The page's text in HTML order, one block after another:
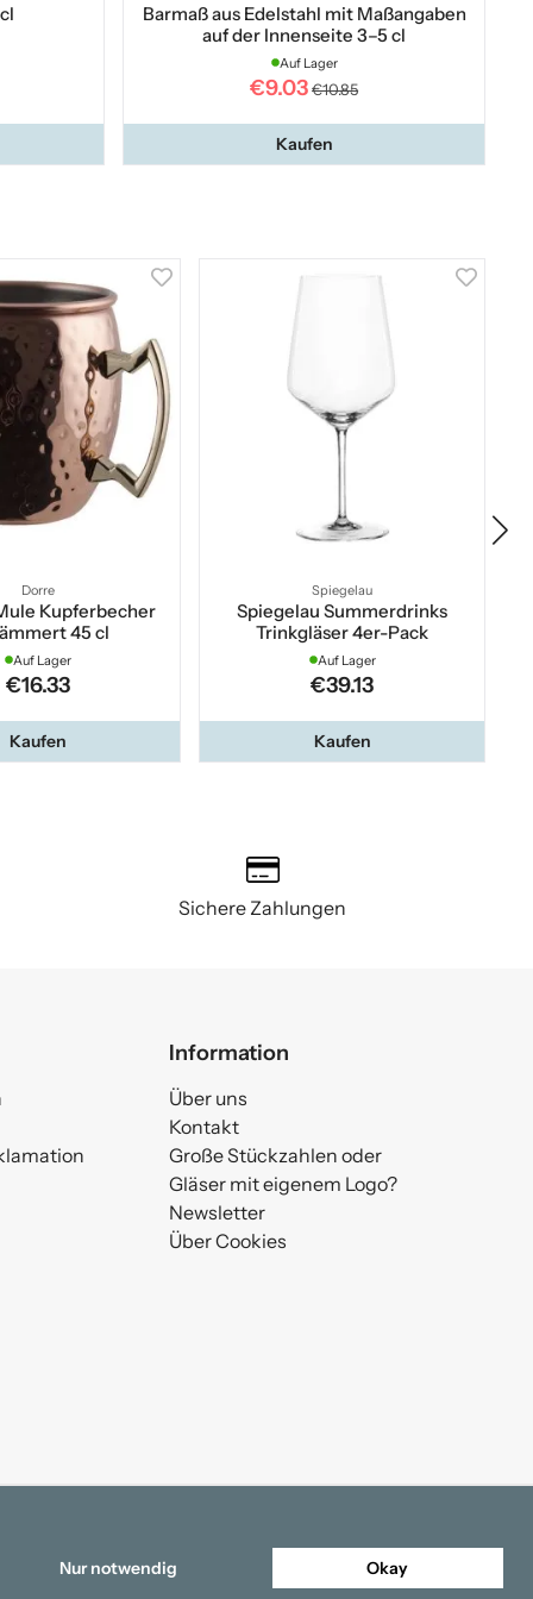
Barmaß aus Edelstahl mit Maßangaben
auf der Innenseite 3–5 cl
Auf Lager
€9.03 €10.85
Kaufen
Dorre
Kupferbecher
45 cl
Auf Lager
€16.33
Kaufen
Spiegelau
Spiegelau Summerdrinks
Trinkgläser 4er-Pack
Auf Lager
€39.13
Kaufen
Sichere Zahlungen
Information
Über uns
Kontakt
Große Stückzahlen oder
Gläser mit eigenem Logo?
Newsletter
Über Cookies
Nur notwendig Okay